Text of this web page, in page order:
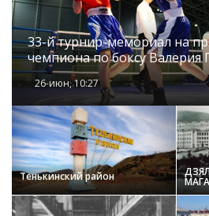
33-й турнир-мемориал на
чемпиона по боксу Валерия
26-июн, 10:27
Тенькинский район